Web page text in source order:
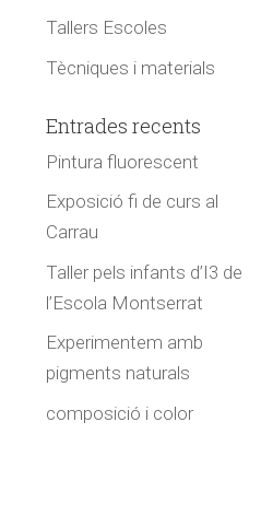
Tallers Escoles
Tècniques i materials
Entrades recents
Pintura fluorescent
Exposició fi de curs al
Carrau
Taller pels infants d’I3 de
l’Escola Montserrat
Experimentem amb
pigments naturals
composició i color